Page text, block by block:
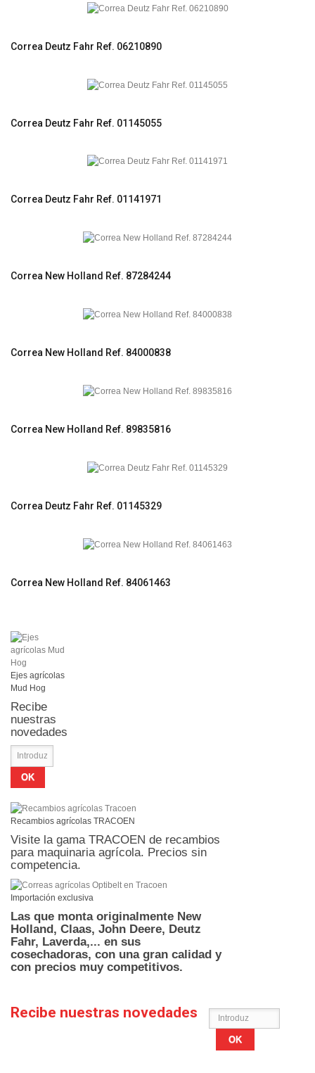
Correa Deutz Fahr Ref. 06210890
Correa Deutz Fahr Ref. 01145055
Correa Deutz Fahr Ref. 01141971
Correa New Holland Ref. 87284244
Correa New Holland Ref. 84000838
Correa New Holland Ref. 89835816
Correa Deutz Fahr Ref. 01145329
Correa New Holland Ref. 84061463
Ejes agrícolas
Mud Hog
Recibe
nuestras
novedades
OK
Recambios agrícolas TRACOEN
Visite la gama TRACOEN de recambios
para maquinaria agrícola. Precios sin
competencia.
Importación exclusiva
Las que monta originalmente New
Holland, Claas, John Deere, Deutz
Fahr, Laverda,... en sus
cosechadoras, con una gran calidad y
con precios muy competitivos.
Recibe nuestras novedades
OK